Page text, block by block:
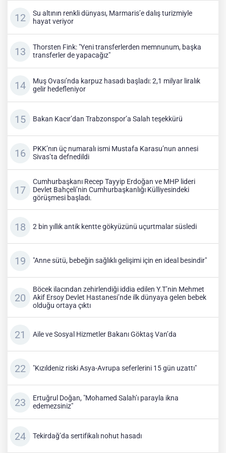
Su altının renkli dünyası, Marmaris’e dalış turizmiyle
hayat veriyor
Thorsten Fink: "Yeni transferlerden memnunum, başka
transferler de yapacağız"
Muş Ovası’nda karpuz hasadı başladı: 2,1 milyar liralık
gelir hedefleniyor
Bakan Kacır’dan Trabzonspor’a Salah teşekkürü
PKK’nın üç numaralı ismi Mustafa Karasu’nun annesi
Sivas’ta defnedildi
Cumhurbaşkanı Recep Tayyip Erdoğan ve MHP lideri
Devlet Bahçeli’nin Cumhurbaşkanlığı Külliyesindeki
görüşmesi başladı.
2 bin yıllık antik kentte gökyüzünü uçurtmalar süsledi
"Anne sütü, bebeğin sağlıklı gelişimi için en ideal besindir"
Böcek ilacından zehirlendiği iddia edilen Y.T’nin Mehmet
Akif Ersoy Devlet Hastanesi’nde ilk dünyaya gelen bebek
olduğu ortaya çıktı
Aile ve Sosyal Hizmetler Bakanı Göktaş Van’da
"Kızıldeniz riski Asya-Avrupa seferlerini 15 gün uzattı"
Ertuğrul Doğan, "Mohamed Salah’ı parayla ikna
edemezsiniz"
Tekirdağ’da sertifikalı nohut hasadı